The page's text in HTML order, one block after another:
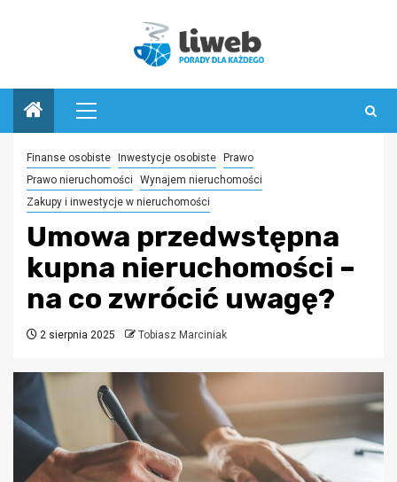
Menu
główne
Finanse osobiste Inwestycje osobiste
Prawo
Prawo nieruchomości
Wynajem nieruchomości
Zakupy i inwestycje w nieruchomości
Umowa przedwstępna
kupna nieruchomości –
na co zwrócić uwagę?
2 sierpnia 2025 Tobiasz Marciniak